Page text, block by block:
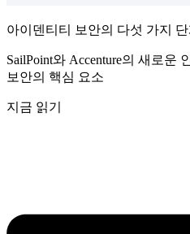
아이덴티티 보안의 다섯 가지 단
SailPoint와 Accenture의 새로운
보안의 핵심 요소
지금 읽기